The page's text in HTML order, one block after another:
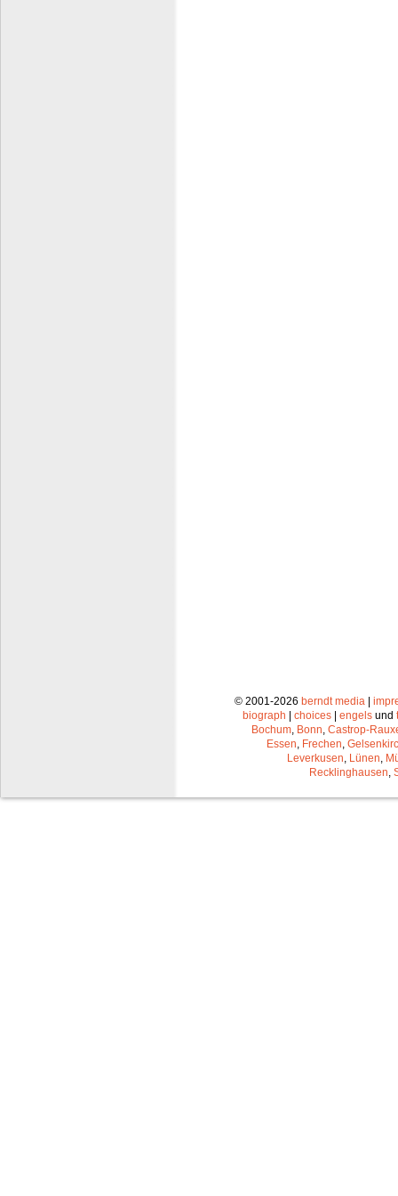
© 2001-2026 berndt media |
biograph | choices | engels und
Bochum Bonn Castrop-
Essen Frechen
Leverkusen Lünen
Recklinghausen